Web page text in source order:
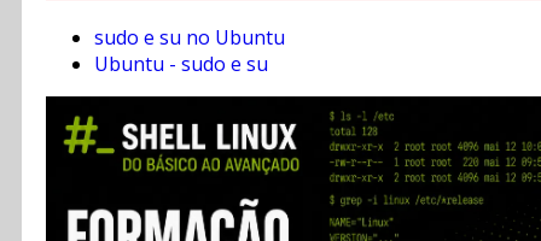
sudo e su no Ubuntu
Ubuntu - sudo e su